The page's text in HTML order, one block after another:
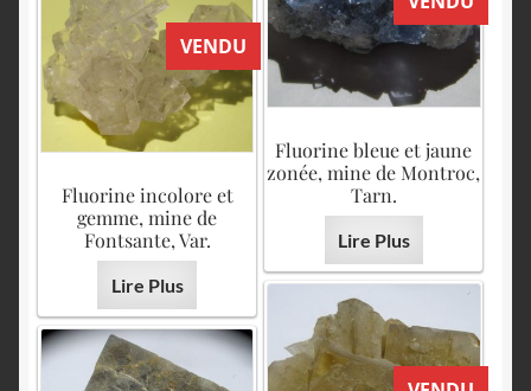
Fluorine bleue et jaune
zonée, mine de Montroc,
Tarn.
Lire Plus
VENDU
Fluorine incolore et
gemme, mine de
Fontsante, Var.
Lire Plus